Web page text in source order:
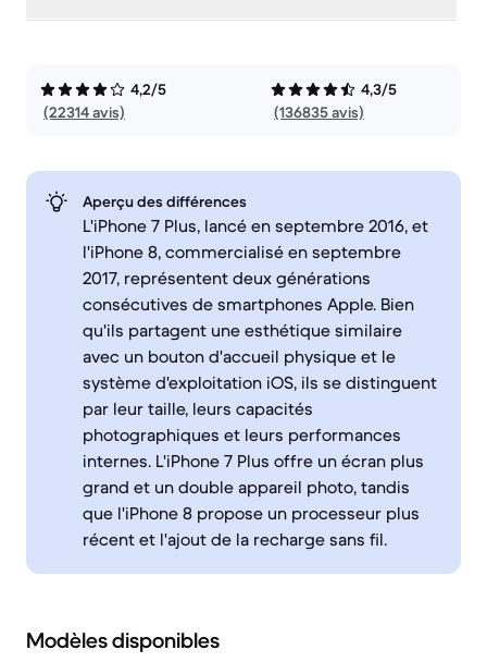
4,2/5
(22314 avis)
4,3/5
(136835 avis)
Aperçu des différences
L'iPhone 7 Plus, lancé en septembre 2016, et
l'iPhone 8, commercialisé en septembre
2017, représentent deux générations
consécutives de smartphones Apple. Bien
qu'ils partagent une esthétique similaire
avec un bouton d'accueil physique et le
système d'exploitation iOS, ils se distinguent
par leur taille, leurs capacités
photographiques et leurs performances
internes. L'iPhone 7 Plus offre un écran plus
grand et un double appareil photo, tandis
que l'iPhone 8 propose un processeur plus
récent et l'ajout de la recharge sans fil.
Modèles disponibles